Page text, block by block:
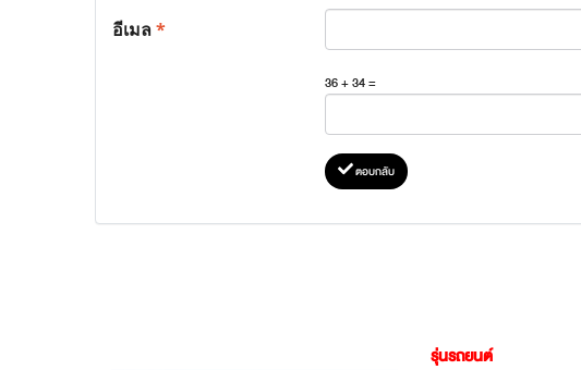
อีเมล*
36 + 34 =
ตอบกลับ
รุ่นรถยนต์